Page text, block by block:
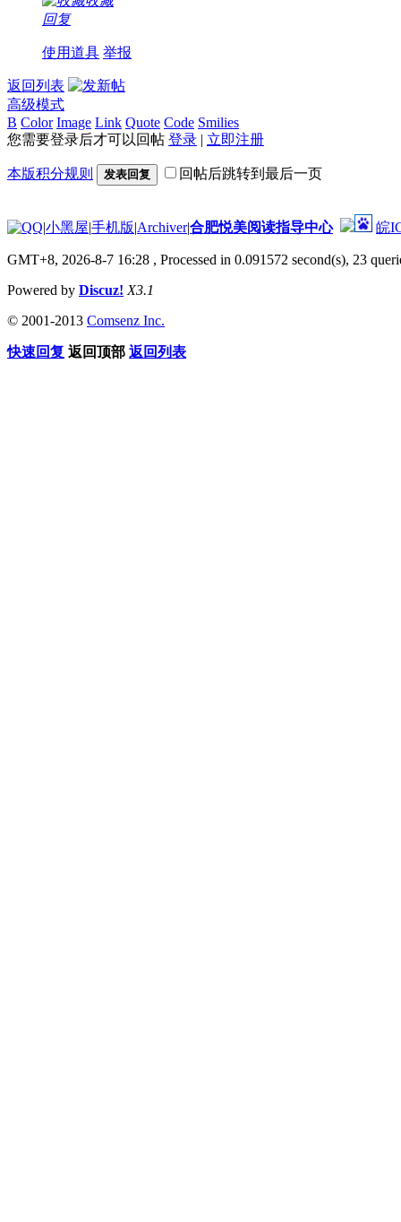
回复
使用道具 举报
返回列表
高级模式
B Color Image Link Quote Code Smilies
您需要登录后才可以回帖 登录 | 立即注册
本版积分规则 发表回复 回帖后跳转到最后一页
|小黑屋|手机版|Archiver|合肥悦美阅读指导中心 皖
GMT+8, 2026-8-7 16:28 , Processed in 0.091572 second(s), 23
Powered by Discuz! X3.1
© 2001-2013 Comsenz Inc.
快速回复 返回顶部 返回列表